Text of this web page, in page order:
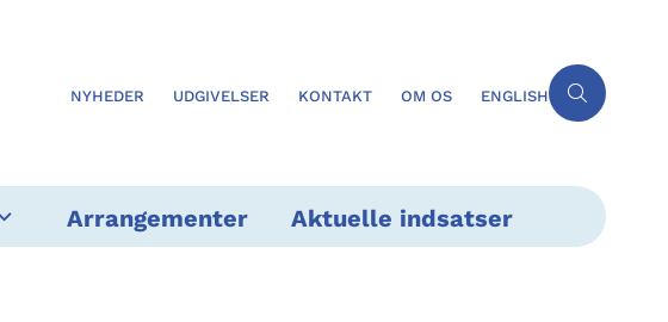
NYHEDER UDGIVELSER KONTAKT OM OS ENGLISH
Arrangementer Aktuelle indsatser